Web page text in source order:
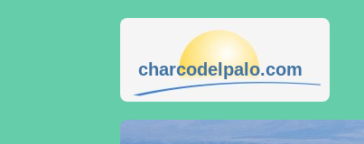
charcodelpalo.com